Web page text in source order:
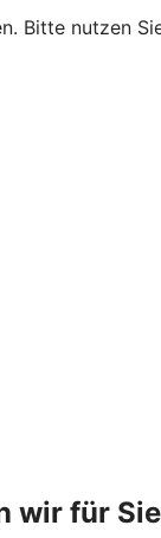
Bitte nutzen
wir für